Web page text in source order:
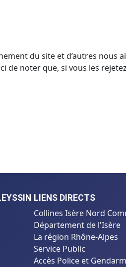
LIENS DIRECTS
Collines Isère Nord
Département de l'Isère
La région Rhône-Alpes
Service Public
Accès Police et
du site et d’autres nous
de noter que, si vous les